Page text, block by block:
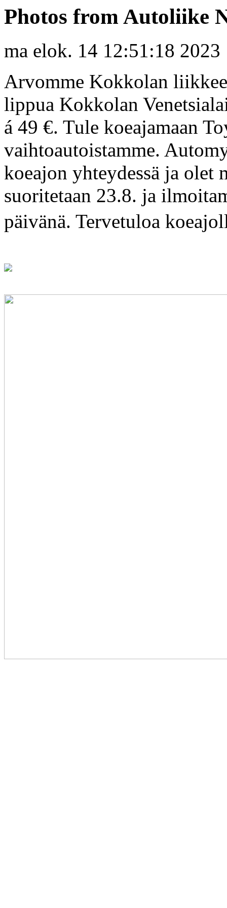
Photos from Autoliike
ma elok. 14 12:51:18 2023
Arvomme Kokkolan
lippua Kokkolan
á 49 €. Tule koeajamaan
vaihtoautoistamme.
koeajon yhteydessä ja olet
suoritetaan 23.8. ja
päivänä. Tervetuloa